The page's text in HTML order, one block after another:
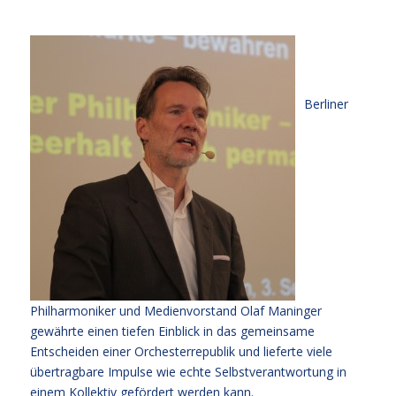
Berliner
Philharmoniker und Medienvorstand Olaf Maninger
gewährte einen tiefen Einblick in das gemeinsame
Entscheiden einer Orchesterrepublik und lieferte viele
übertragbare Impulse wie echte Selbstverantwortung in
einem Kollektiv gefördert werden kann.